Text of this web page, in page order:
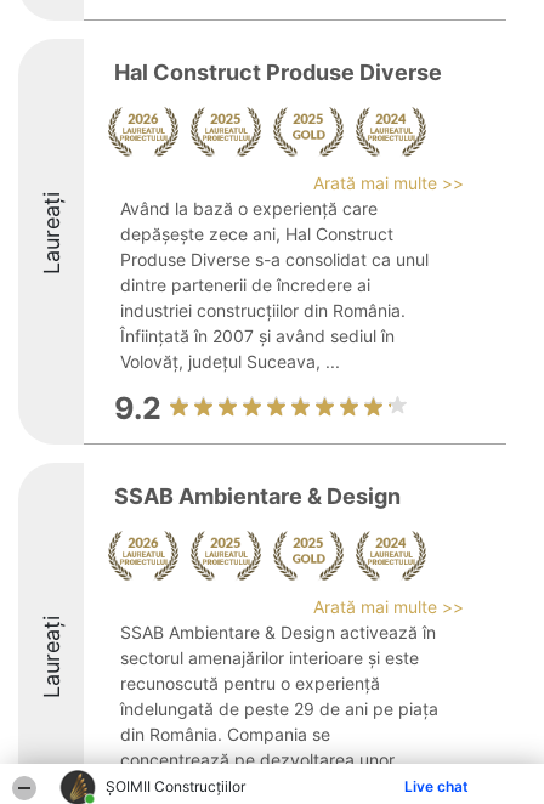
ȘOIMII Construcțiilor Live chat
Laureați
Hal Construct Produse Diverse
Arată mai multe >>
Având la bază o experiență care
depășește zece ani, Hal Construct
Produse Diverse s-a consolidat ca unul
dintre partenerii de încredere ai
industriei construcțiilor din România.
Înființată în 2007 și având sediul în
Volovăț, județul Suceava, ...
9.2
Laureați
SSAB Ambientare & Design
Arată mai multe >>
SSAB Ambientare & Design activează în
sectorul amenajărilor interioare și este
recunoscută pentru o experiență
îndelungată de peste 29 de ani pe piața
din România. Compania se
concentrează pe dezvoltarea unor
concepte de design distinse, cu ...